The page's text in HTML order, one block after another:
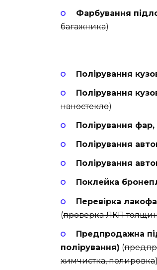
Фарбування
багажника)
Полірування
Полірування
наностекло)
Полірування
Полірування
Полірування
Поклейка
Перевірка
(проверка ЛКП
Предпродажна
полірування) (
химчистка, полировка)